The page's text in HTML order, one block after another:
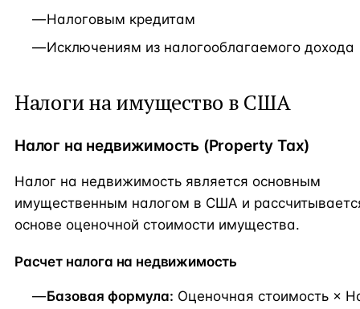
Налоговым кредитам
Исключениям из налогооблагаемого дохода
Налоги на имущество в США
Налог на недвижимость (Property Tax)
Налог на недвижимость является основным
имущественным налогом в США и
основе оценочной стоимости имущества.
Расчет налога на недвижимость
Базовая формула: Оценочная стоимость ×